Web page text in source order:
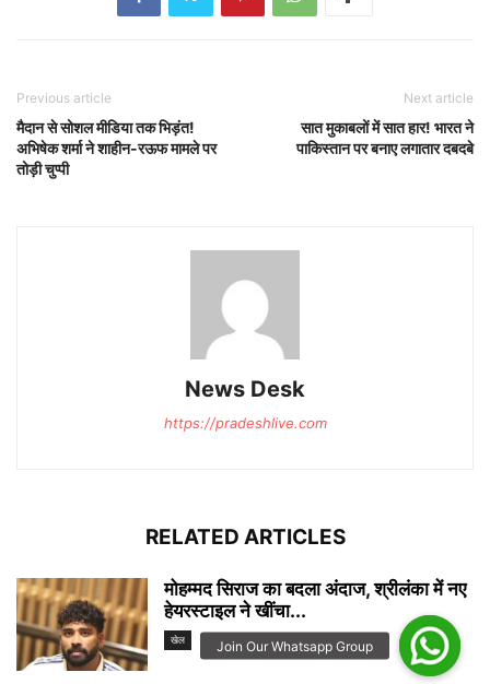
Previous article
मैदान से सोशल मीडिया तक भिड़ंत!
अभिषेक शर्मा ने शाहीन-रऊफ मामले पर
तोड़ी चुप्पी
Next article
सात मुकाबलों में सात हार! भारत ने
पाकिस्तान पर बनाए लगातार दबदबे
News Desk
https://pradeshlive.com
RELATED ARTICLES
मोहम्मद सिराज का बदला अंदाज, श्रीलंका में नए
हेयरस्टाइल ने खींचा...
खेल News Desk - August 7, 2026